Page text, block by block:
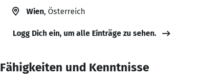
Wien, Österreich
Logg Dich ein, um alle Einträge zu sehen.
Fähigkeiten und Kenntnisse